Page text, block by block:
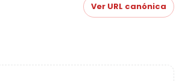
Ver URL canónica